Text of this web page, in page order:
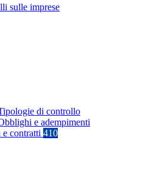
sulle imprese
di controllo
e adempimenti
contratti 410